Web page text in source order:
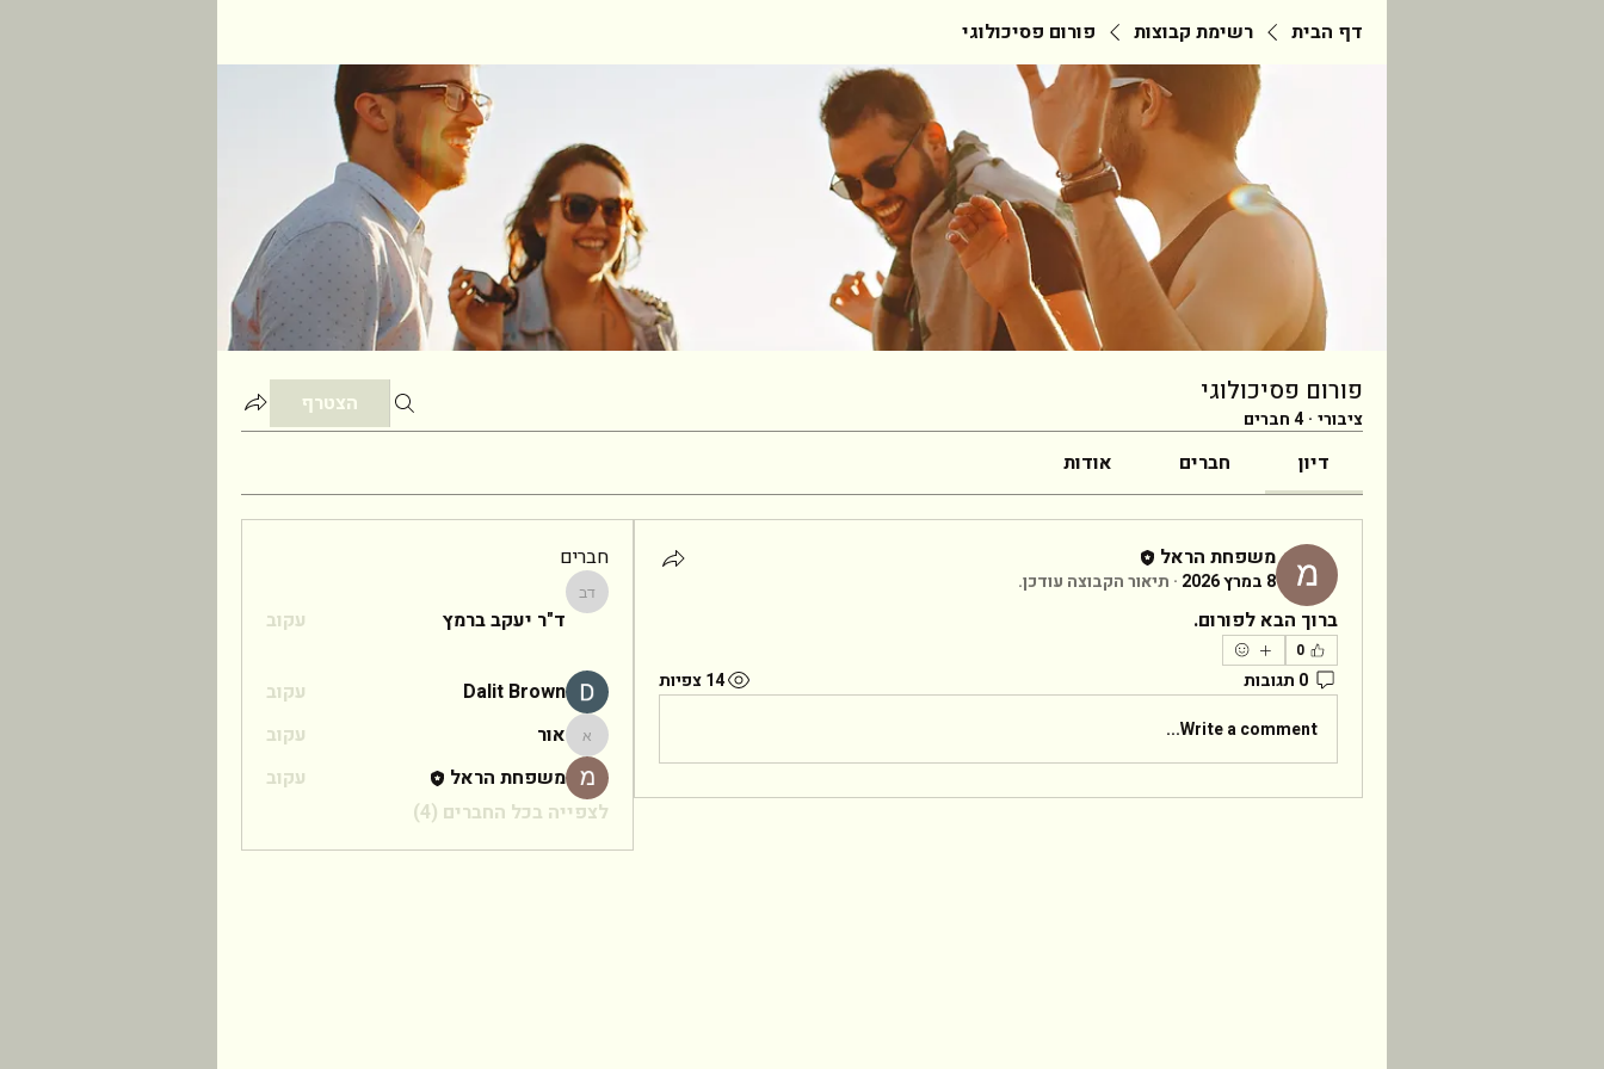
דף הבית רשימת קבוצות פורום פסיכולוגי
פורום פסיכולוגי
ציבורי · 4 חברים
הצטרף
דיון חברים אודות
משפחת הראל
8 במרץ 2026 · תיאור הקבוצה עודכן.
ברוך הבא לפורום.
0
0 תגובות
14 צפיות
Write a comment...
חברים
ד"ר יעקב ברמץ
ד"ר יעקב ברמץ עקוב
Dalit Brown עקוב
אוראור
עקוב
משפחת הראל
עקוב
לצפייה בכל החברים (4)